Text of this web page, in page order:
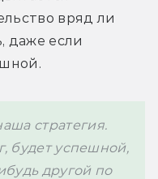
вряд ли
даже если
стратегия.
будет успешной,
другой по